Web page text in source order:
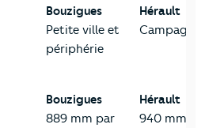
Bouzigues
Petite ville et
périphérie
Hérault
Campagne
Bouzigues
889 mm par
Hérault
940 mm